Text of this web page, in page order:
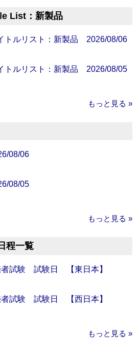
List：新製品
トルリスト：新製品 2026/08/06
トルリスト：新製品 2026/08/05
もっと見る »
08/06
08/05
もっと見る »
程一覧
試験 試験日 【東日本】
試験 試験日 【西日本】
もっと見る »